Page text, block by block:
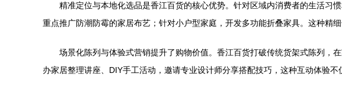
精准定位与本地化选品是香江百货的核心优势。针对区域内消费者的生活习
重点推广防潮防霉的家居布艺；针对小户型家庭，开发多功能折叠家具。这种精
场景化陈列与体验式营销提升了购物价值。香江百货打破传统货架式陈列，
办家居整理讲座、DIY手工活动，邀请专业设计师分享搭配技巧，这种互动体验不